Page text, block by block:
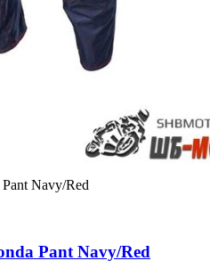
Pant Navy/Red